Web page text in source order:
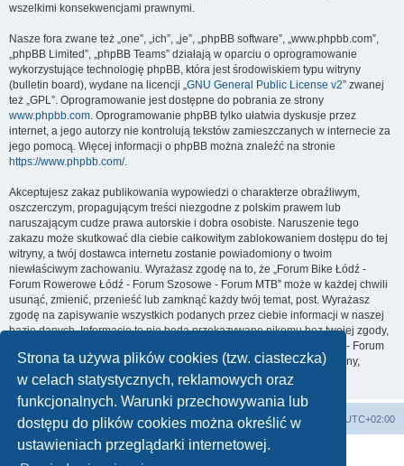
Strona ta używa plików cookies (tzw. ciasteczka)
w celach statystycznych, reklamowych oraz
funkcjonalnych. Warunki przechowywania lub
dostępu do plików cookies można określić w
ustawieniach przeglądarki internetowej.
wszelkimi konsekwencjami prawnymi.
Nasze fora zwane też „one”, „ich”, „je”, „phpBB software”, „www.phpbb.com”,
„phpBB Limited”, „phpBB Teams” działają w oparciu o oprogramowanie
wykorzystujące technologię phpBB, która jest środowiskiem typu witryny
(bulletin board), wydane na licencji „GNU General Public License v2” zwanej
też „GPL”. Oprogramowanie jest dostępne do pobrania ze strony
www.phpbb.com. Oprogramowanie phpBB tylko ułatwia dyskusje przez
internet, a jego autorzy nie kontrolują tekstów zamieszczanych w internecie za
jego pomocą. Więcej informacji o phpBB można znaleźć na stronie
https://www.phpbb.com/.
Akceptujesz zakaz publikowania wypowiedzi o charakterze obraźliwym,
oszczerczym, propagującym treści niezgodne z polskim prawem lub
naruszającym cudze prawa autorskie i dobra osobiste. Naruszenie tego
zakazu może skutkować dla ciebie całkowitym zablokowaniem dostępu do tej
witryny, a twój dostawca internetu zostanie powiadomiony o twoim
niewłaściwym zachowaniu. Wyrażasz zgodę na to, że „Forum Bike Łódź -
Forum Rowerowe Łódź - Forum Szosowe - Forum MTB” może w każdej chwili
usunąć, zmienić, przenieść lub zamknąć każdy twój temat, post. Wyrażasz
zgodę na zapisywanie wszystkich podanych przez ciebie informacji w naszej
bazie danych. Informacje te nie będą przekazywane nikomu bez twojej zgody,
ale ani „Forum Bike Łódź - Forum Rowerowe Łódź - Forum Szosowe - Forum
MTB”, ani phpBB nie ponosi odpowiedzialności za włamania do witryny,
podczas których może dojść do kradzieży danych.
Forum Bike Łódź - Forum Rowerowe Łódź - Forum Szosowe - Forum MTB Strona Główna Strefa czasowa UTC+02:00
Linki partnerskie: strony www lodz Fotografia Analogowa